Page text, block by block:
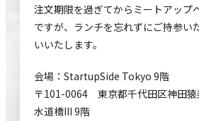
注文期限を過ぎてからミートアップ
ですが、ランチを忘れずにご持参い
いいたします。
会場：StartupSide Tokyo 9階
〒101-0064 東京都千代田区神田猿
水道橋III 9階